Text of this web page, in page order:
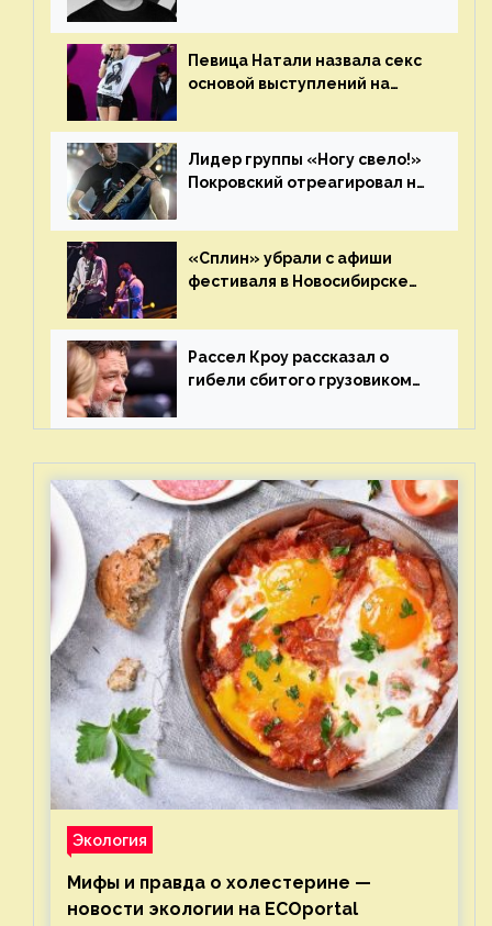
Певица Натали назвала секс
основой выступлений на
Лидер группы «Ногу свело!»
Покровский отреагировал на
«Сплин» убрали с афиши
фестиваля в Новосибирске
отцов»
Рассел Кроу рассказал о
гибели сбитого грузовиком
Экология
Мифы и правда о холестерине —
новости экологии на ECOportal